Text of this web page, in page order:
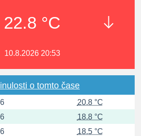
22.8 °C
10.8.2026 20:53
o tomto čase
20.8 °C
18.8 °C
18.5 °C